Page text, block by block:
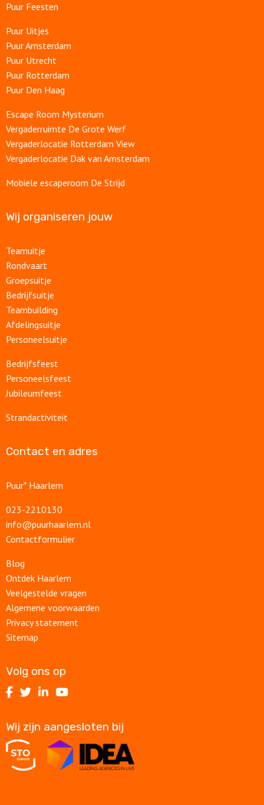
Puur Feesten
Puur Uitjes
Puur Amsterdam
Puur Utrecht
Puur Rotterdam
Puur Den Haag
Escape Room Mysterium
Vergaderruimte De Grote Werf
Vergaderlocatie Rotterdam View
Vergaderlocatie Dak van Amsterdam
Mobiele escaperoom De Strijd
Wij organiseren jouw
Teamuitje
Rondvaart
Groepsuitje
Bedrijfsuitje
Teambuilding
Afdelingsuitje
Personeelsuitje
Bedrijfsfeest
Personeelsfeest
Jubileumfeest
Strandactiviteit
Contact en adres
Puur* Haarlem
023-2210130
info@puurhaarlem.nl
Contactformulier
Blog
Ontdek Haarlem
Veelgestelde vragen
Algemene voorwaarden
Privacy statement
Sitemap
Volg ons op
Volg
op
Facebook
Volg
op
Twitter
Volg
op
LinkedIn
Volg
op
Youtube
Wij zijn aangesloten bij